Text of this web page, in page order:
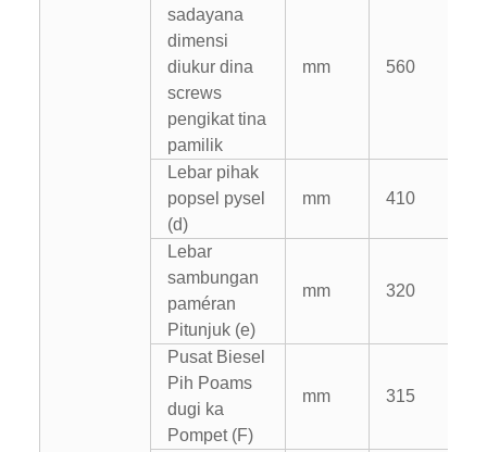
sadayana
dimensi
diukur dina
screws
pengikat tina
pamilik
mm 560
Lebar pihak
popsel pysel
(d)
mm 410
Lebar
sambungan
paméran
Pitunjuk (e)
mm 320
Pusat Biesel
Pih Poams
dugi ka
Pompet (F)
mm 315